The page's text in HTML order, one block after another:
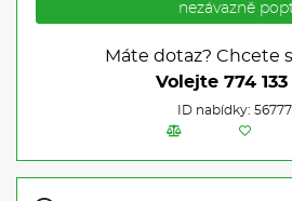
nezávazně
Máte dotaz? Chcete
Volejte 774
ID nabídky: